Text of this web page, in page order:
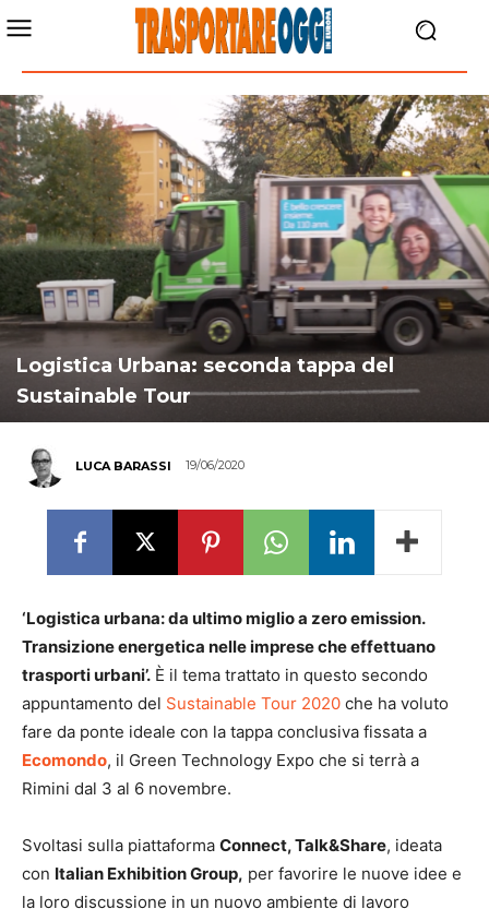
Logistica Urbana: seconda tappa del
Sustainable Tour
LUCA BARASSI 19/06/2020
‘Logistica urbana: da ultimo miglio a zero emission.
Transizione energetica nelle imprese che effettuano
trasporti urbani’. È il tema trattato in questo secondo
appuntamento del Sustainable Tour 2020 che ha voluto
fare da ponte ideale con la tappa conclusiva fissata a
Ecomondo, il Green Technology Expo che si terrà a
Rimini dal 3 al 6 novembre.
Svoltasi sulla piattaforma Connect, Talk&Share, ideata
con Italian Exhibition Group, per favorire le nuove idee e
la loro discussione in un nuovo ambiente di lavoro